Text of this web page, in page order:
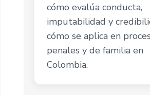
cómo evalúa conducta,
imputabilidad y
cómo se aplica en
penales y de familia en
Colombia.